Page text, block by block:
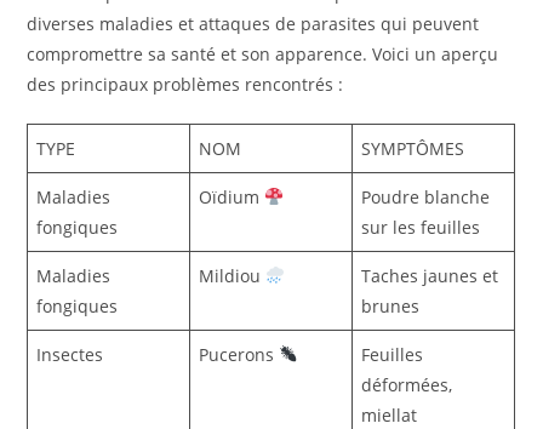
diverses maladies et attaques de parasites qui peuvent
compromettre sa santé et son apparence. Voici un aperçu
des principaux problèmes rencontrés :
TYPE NOM SYMPTÔMES
Maladies
fongiques
Oïdium
Poudre blanche
sur les feuilles
Maladies
fongiques
Mildiou
Taches jaunes et
brunes
Insectes Pucerons
Feuilles
déformées,
miellat